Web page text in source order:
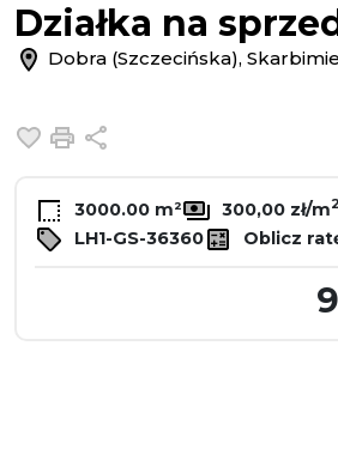
Działka na
Dobra (Szczecińska),
Dodaj do ulubionych
Drukuj
3000.00 m² 300,00 zł/m2
LH1-GS-36360 Oblicz